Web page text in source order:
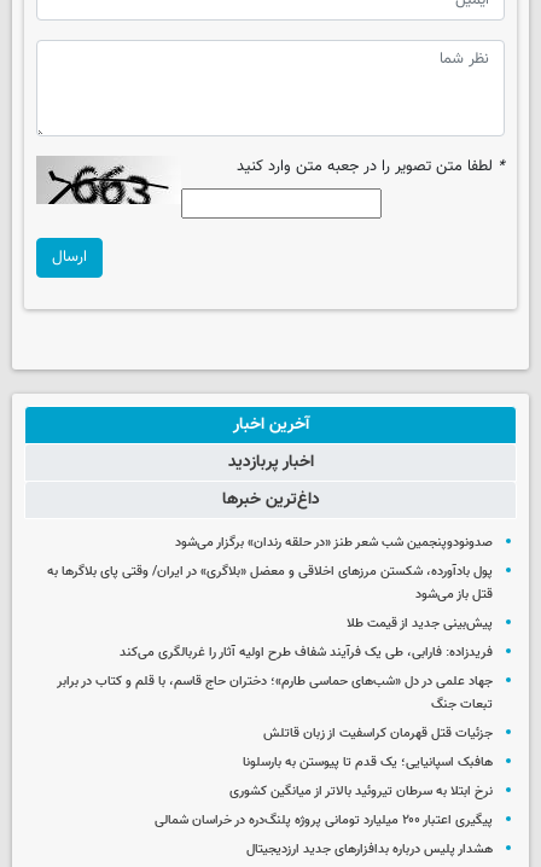
* لطفا متن تصویر را در جعبه متن وارد کنید
ارسال
آخرین اخبار
اخبار پربازدید
داغ‌ترین خبرها
صدونودوپنجمین شب شعر طنز «در حلقه رندان» برگزار می‌شود
پول بادآورده، شکستن مرزهای اخلاقی و معضل «بلاگری» در ایران/ وقتی پای بلاگرها به
قتل باز می‌شود
پیش‌بینی جدید از قیمت طلا
فریدزاده: فارابی، طی یک فرآیند شفاف طرح اولیه آثار را غربالگری می‌کند
جهاد علمی در دل «شب‌های حماسی طارم»؛ دختران حاج قاسم، با قلم و کتاب در برابر
تبعات جنگ
جزئیات قتل قهرمان کراسفیت از زبان قاتلش
هافبک اسپانیایی؛ یک قدم تا پیوستن به بارسلونا
نرخ ابتلا به سرطان تیروئید بالاتر از میانگین کشوری
پیگیری اعتبار ۲۰۰ میلیارد تومانی پروژه پلنگ‌دره در خراسان شمالی
هشدار پلیس درباره بدافزارهای جدید ارزدیجیتال